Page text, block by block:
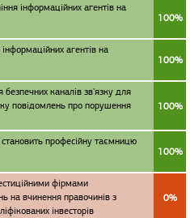
інформаційних агентів на
100%
агентів на
100%
каналів зв'язку для
повідомлень про порушення
100%
професійну таємницю
100%
фірмами
на вчинення правочинів з
інвесторів
0%